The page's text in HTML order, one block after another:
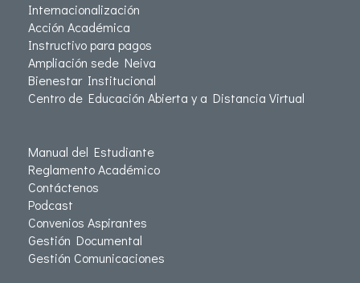
Internacionalización
Acción Académica
Instructivo para pagos
Ampliación sede Neiva
Bienestar Institucional
Centro de Educación Abierta y a Distancia Virtual
Manual del Estudiante
Reglamento Académico
Contáctenos
Podcast
Convenios Aspirantes
Gestión Documental
Gestión Comunicaciones